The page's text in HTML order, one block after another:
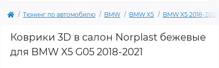
Тюнинг по автомобилю BMW BMW X5 BMW X5 2018-2024
Коврики 3D в салон Norplast бежевые
для BMW X5 G05 2018-2021